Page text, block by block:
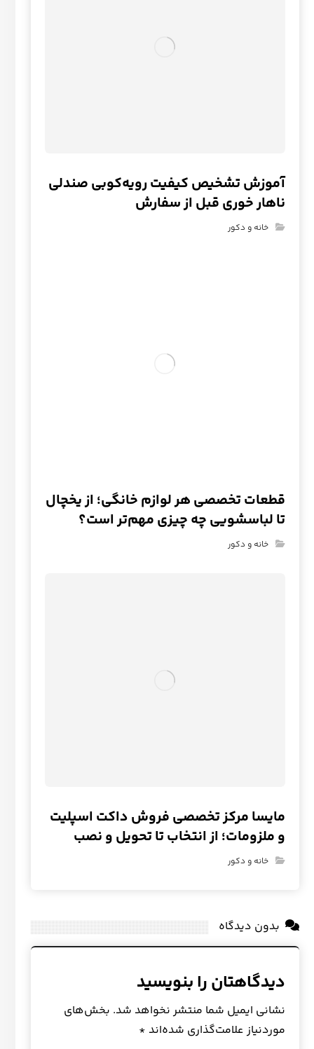
آموزش تشخیص کیفیت رویه‌کوبی صندلی
ناهار خوری قبل از سفارش
خانه و دکور
قطعات تخصصی هر لوازم خانگی؛ از یخچال
تا لباسشویی چه چیزی مهم‌تر است؟
خانه و دکور
مایسا مرکز تخصصی فروش داکت اسپلیت
و ملزومات؛ از انتخاب تا تحویل و نصب
خانه و دکور
بدون دیدگاه
دیدگاهتان را بنویسید
نشانی ایمیل شما منتشر نخواهد شد. بخش‌های
موردنیاز علامت‌گذاری شده‌اند *